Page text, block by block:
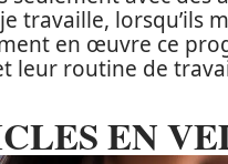
travaille, lorsqu’ils
en œuvre ce
leur routine de
EN